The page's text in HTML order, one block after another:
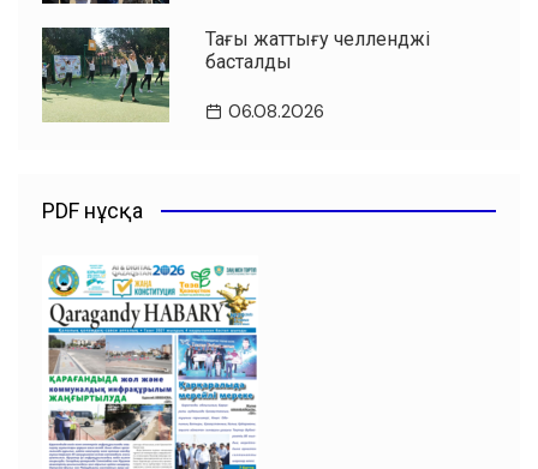
Таңғы жаттығу челленджі
басталды
06.08.2026
PDF нұсқа